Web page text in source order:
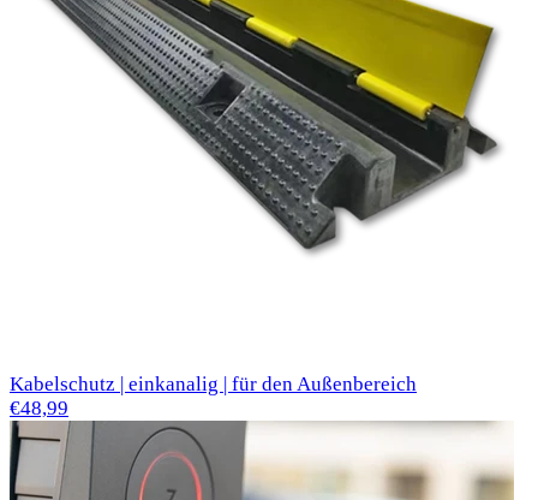
Kabelschutz | einkanalig | für den Außenbereich
€48,99